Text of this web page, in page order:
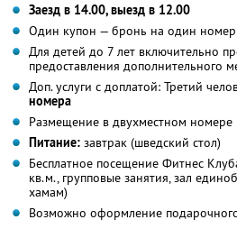
Заезд в 14.00, выезд в 12.00
Один купон — бронь на один номер
Для детей до 7 лет включительно
предоставления дополнительного
Доп. услуги с доплатой: Третий
номера
Размещение в двухместном номере
Питание: завтрак (шведский стол)
Бесплатное посещение Фитнес
кв.м., групповые занятия, зал
хамам)
Возможно оформление